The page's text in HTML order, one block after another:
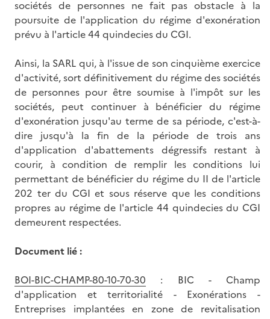
sociétés de personnes ne fait pas obstacle à la
poursuite de l'application du régime d'exonération
prévu à l'article 44 quindecies du CGI.
Ainsi, la SARL qui, à l'issue de son cinquième exercice
d'activité, sort définitivement du régime des sociétés
de personnes pour être soumise à l'impôt sur les
sociétés, peut continuer à bénéficier du régime
d'exonération jusqu'au terme de sa période, c'est-à-
dire jusqu'à la fin de la période de trois ans
d'application d'abattements dégressifs restant à
courir, à condition de remplir les conditions lui
permettant de bénéficier du régime du II de l'article
202 ter du CGI et sous réserve que les conditions
propres au régime de l'article 44 quindecies du CGI
demeurent respectées.
Document lié :
BOI-BIC-CHAMP-80-10-70-30 : BIC - Champ
d'application et territorialité - Exonérations -
Entreprises implantées en zone de revitalisation